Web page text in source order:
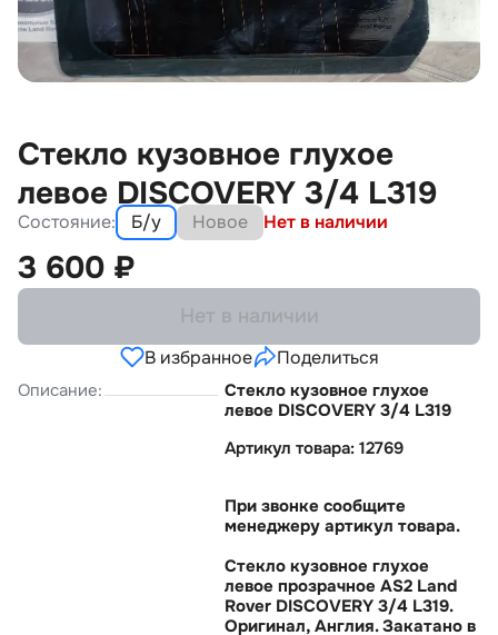
Стекло кузовное глухое
левое DISCOVERY 3/4 L319
Состояние: Б/у Новое Нет в наличии
3 600 ₽
Нет в наличии
В избранное Поделиться
Описание:
Стекло кузовное глухое
левое DISCOVERY 3/4 L319
Артикул товара: 12769
При звонке сообщите
менеджеру артикул товара.
Стекло кузовное глухое
левое прозрачное AS2 Land
Rover DISCOVERY 3/4 L319.
Оригинал, Англия. Закатано